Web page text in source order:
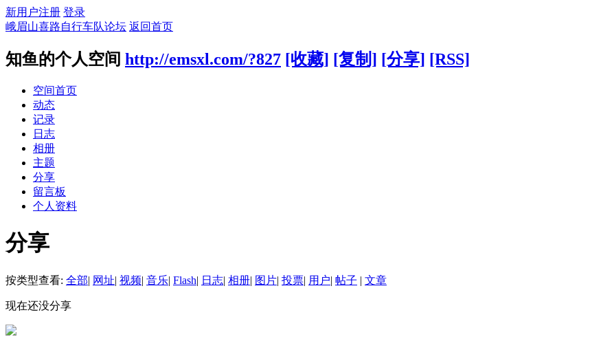
新用户注册 登录
峨眉山喜路自行车队论坛 返回首页
知鱼的个人空间 http://emsxl.com/?827 [收藏] [复制] [分享] [RSS]
空间首页
动态
记录
日志
相册
主题
分享
留言板
个人资料
分享
按类型查看: 全部| 网址| 视频| 音乐| Flash| 日志| 相册| 图片| 投票| 用户| 帖子 | 文章
现在还没分享